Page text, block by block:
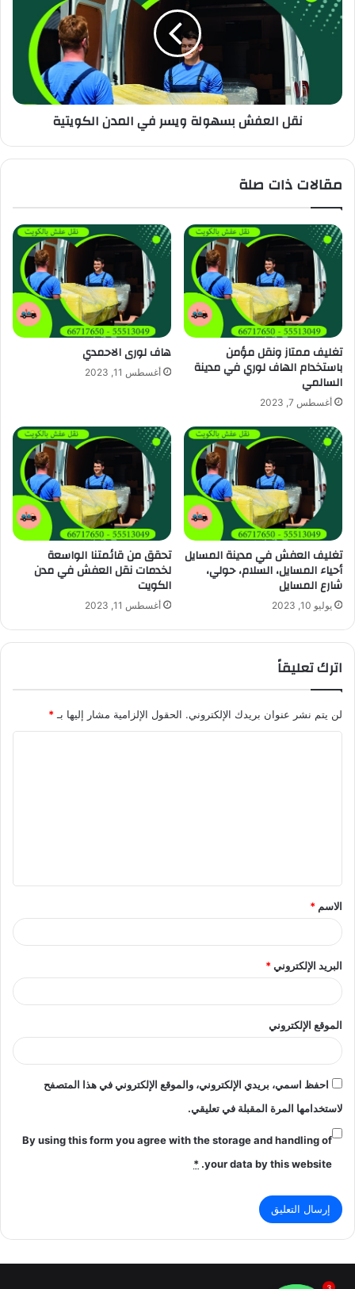
نقل العفش بسهولة ويسر في المدن الكويتية
مقالات ذات صلة
تغليف ممتاز ونقل مؤمن
باستخدام الهاف لوري في مدينة
السالمي
أغسطس 7, 2023
هاف لورى الاحمدي
أغسطس 11, 2023
تغليف العفش في مدينة المسايل
أحياء المسايل، السلام، حولي،
شارع المسايل
يوليو 10, 2023
تحقق من قائمتنا الواسعة
لخدمات نقل العفش في مدن
الكويت
أغسطس 11, 2023
اترك تعليقاً
لن يتم نشر عنوان بريدك الإلكتروني. الحقول الإلزامية مشار إليها بـ*
ق
*
الاسم *
البريد الإلكتروني*
الموقع الإلكتروني
احفظ اسمي، بريدي الإلكتروني، والموقع الإلكتروني في هذا المتصفح
لاستخدامها المرة المقبلة في تعليقي.
By using this form you agree with the storage and handling of
your data by this website.
*